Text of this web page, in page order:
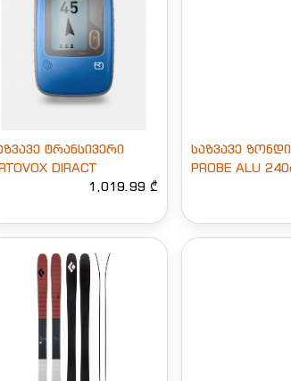
ტრანსივერი
DIRACT
1,019.99 ₾
საზვავე ზონდი
PROBE ALU